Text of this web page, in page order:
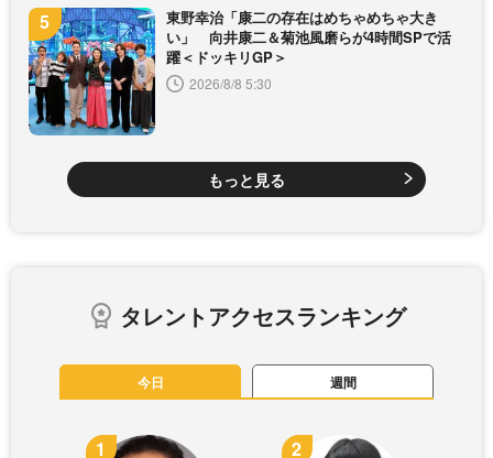
東野幸治「康二の存在はめちゃめちゃ大き
い」 向井康二＆菊池風磨らが4時間SPで活
躍＜ドッキリGP＞
2026/8/8 5:30
もっと見る
タレントアクセスランキング
今日 週間